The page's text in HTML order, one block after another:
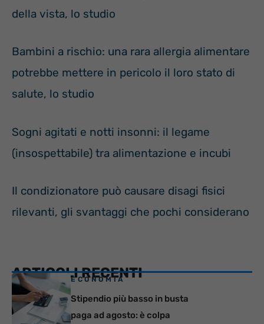
della vista, lo studio
Bambini a rischio: una rara allergia alimentare
potrebbe mettere in pericolo il loro stato di
salute, lo studio
Sogni agitati e notti insonni: il legame
(insospettabile) tra alimentazione e incubi
Il condizionatore può causare disagi fisici
rilevanti, gli svantaggi che pochi considerano
ARTICOLI RECENTI
ECONOMIA
Stipendio più basso in busta
paga ad agosto: è colpa